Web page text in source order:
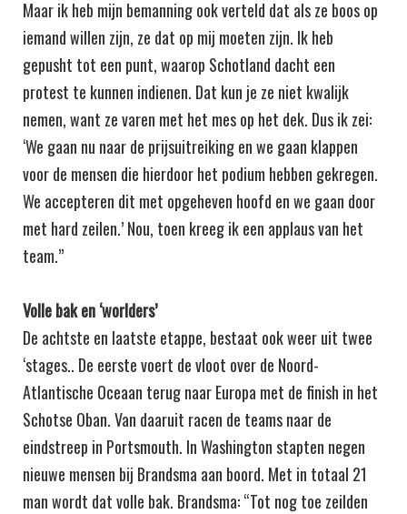
Maar ik heb mijn bemanning ook verteld dat als ze boos op
iemand willen zijn, ze dat op mij moeten zijn. Ik heb
gepusht tot een punt, waarop Schotland dacht een
protest te kunnen indienen. Dat kun je ze niet kwalijk
nemen, want ze varen met het mes op het dek. Dus ik zei:
‘We gaan nu naar de prijsuitreiking en we gaan klappen
voor de mensen die hierdoor het podium hebben gekregen.
We accepteren dit met opgeheven hoofd en we gaan door
met hard zeilen.’ Nou, toen kreeg ik een applaus van het
team.”
Volle bak en ‘worlders’
De achtste en laatste etappe, bestaat ook weer uit twee
‘stages.. De eerste voert de vloot over de Noord-
Atlantische Oceaan terug naar Europa met de finish in het
Schotse Oban. Van daaruit racen de teams naar de
eindstreep in Portsmouth. In Washington stapten negen
nieuwe mensen bij Brandsma aan boord. Met in totaal 21
man wordt dat volle bak. Brandsma: “Tot nog toe zeilden